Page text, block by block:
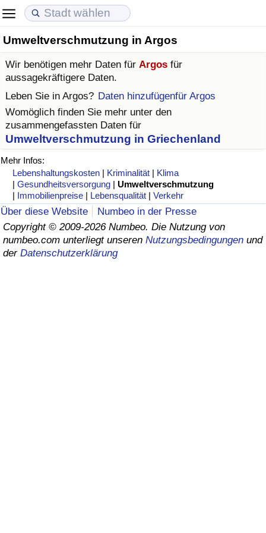
Umweltverschmutzung in Argos
Wir benötigen mehr Daten für Argos für
aussagekräftigere Daten.
Leben Sie in Argos? Daten hinzufügenfür Argos
Womöglich finden Sie mehr unter den
zusammengefassten Daten für
Umweltverschmutzung in Griechenland
Mehr Infos:
Lebenshaltungskosten | Kriminalität | Klima
|Gesundheitsversorgung |Umweltverschmutzung
| Immobilienpreise | Lebensqualität |Verkehr
Über diese Website
Numbeo in der Presse
Copyright © 2009-2026 Numbeo. Die Nutzung von
numbeo.com unterliegt unseren Nutzungsbedingungen und
der Datenschutzerklärung
Lebenshaltungskosten
Lebenshaltungskosten-Index (aktuell)
Lebenshaltungskosten-Index
Lebenshaltungskosten-Index nach Land
in Akaba
Immobilienpreise
Immobilienpreis-Index (aktuell)
Immobilienpreis-Index
Immobilienpreis-Index nach Land
Lebensqualität
Lebensqualität-Index
Lebensqualität-Index (aktuell)
Lebensqualitätsindex nach Land
Kriminalität
Kriminalitäts-Index (aktuell)
Kriminalitäts-Index
Kriminalitätsindex nach Land